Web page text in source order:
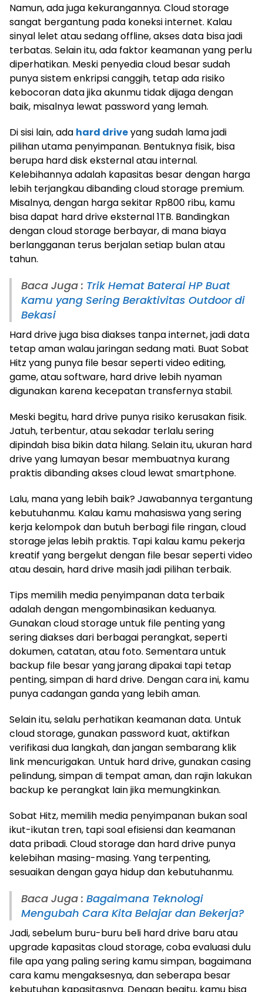
Namun, ada juga kekurangannya. Cloud storage
sangat bergantung pada koneksi internet. Kalau
sinyal lelet atau sedang offline, akses data bisa jadi
terbatas. Selain itu, ada faktor keamanan yang perlu
diperhatikan. Meski penyedia cloud besar sudah
punya sistem enkripsi canggih, tetap ada risiko
kebocoran data jika akunmu tidak dijaga dengan
baik, misalnya lewat password yang lemah.
Di sisi lain, ada hard driveyang sudah lama jadi
pilihan utama penyimpanan. Bentuknya fisik, bisa
berupa hard disk eksternal atau internal.
Kelebihannya adalah kapasitas besar dengan harga
lebih terjangkau dibanding cloud storage premium.
Misalnya, dengan harga sekitar Rp800 ribu, kamu
bisa dapat hard drive eksternal 1TB. Bandingkan
dengan cloud storage berbayar, di mana biaya
berlangganan terus berjalan setiap bulan atau
tahun.
Baca Juga : Trik Hemat Baterai HP Buat
Kamu yang Sering Beraktivitas Outdoor di
Bekasi
Hard drive juga bisa diakses tanpa internet, jadi data
tetap aman walau jaringan sedang mati. Buat Sobat
Hitz yang punya file besar seperti video editing,
game, atau software, hard drive lebih nyaman
digunakan karena kecepatan transfernya stabil.
Meski begitu, hard drive punya risiko kerusakan fisik.
Jatuh, terbentur, atau sekadar terlalu sering
dipindah bisa bikin data hilang. Selain itu, ukuran hard
drive yang lumayan besar membuatnya kurang
praktis dibanding akses cloud lewat smartphone.
Lalu, mana yang lebih baik? Jawabannya tergantung
kebutuhanmu. Kalau kamu mahasiswa yang sering
kerja kelompok dan butuh berbagi file ringan, cloud
storage jelas lebih praktis. Tapi kalau kamu pekerja
kreatif yang bergelut dengan file besar seperti video
atau desain, hard drive masih jadi pilihan terbaik.
Tips memilih media penyimpanan data terbaik
adalah dengan mengombinasikan keduanya.
Gunakan cloud storage untuk file penting yang
sering diakses dari berbagai perangkat, seperti
dokumen, catatan, atau foto. Sementara untuk
backup file besar yang jarang dipakai tapi tetap
penting, simpan di hard drive. Dengan cara ini, kamu
punya cadangan ganda yang lebih aman.
Selain itu, selalu perhatikan keamanan data. Untuk
cloud storage, gunakan password kuat, aktifkan
verifikasi dua langkah, dan jangan sembarang klik
link mencurigakan. Untuk hard drive, gunakan casing
pelindung, simpan di tempat aman, dan rajin lakukan
backup ke perangkat lain jika memungkinkan.
Sobat Hitz, memilih media penyimpanan bukan soal
ikut-ikutan tren, tapi soal efisiensi dan keamanan
data pribadi. Cloud storage dan hard drive punya
kelebihan masing-masing. Yang terpenting,
sesuaikan dengan gaya hidup dan kebutuhanmu.
Baca Juga : Bagaimana Teknologi
Mengubah Cara Kita Belajar dan Bekerja?
Jadi, sebelum buru-buru beli hard drive baru atau
upgrade kapasitas cloud storage, coba evaluasi dulu
file apa yang paling sering kamu simpan, bagaimana
cara kamu mengaksesnya, dan seberapa besar